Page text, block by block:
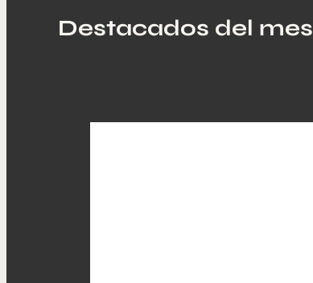
Destacados del mes ​